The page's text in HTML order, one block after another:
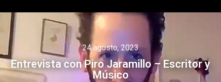
24 agosto, 2023
Entrevista con Piro Jaramillo – Escritor y
Músico